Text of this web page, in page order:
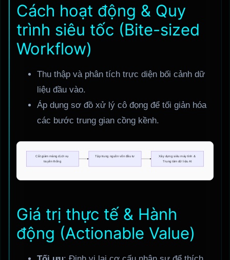
Cách hoạt động & Quy
trình siêu tốc (Bite-sized
Workflow)
Thu thập và phân tích trực diện bối cảnh dữ
liệu đầu vào.
Áp dụng sơ đồ xử lý cô đọng để tối giản hóa
các bước trung gian cồng kềnh.
Giá trị thực tế & Hành
động (Actionable Value)